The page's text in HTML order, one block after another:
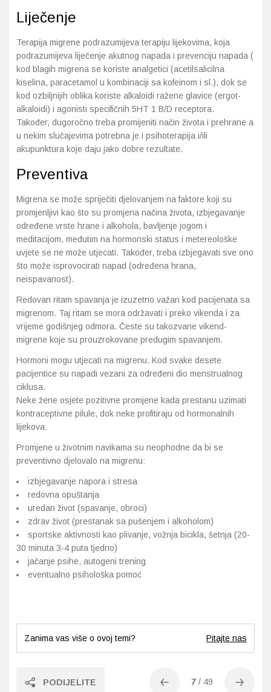
Liječenje
Terapija migrene podrazumijeva terapiju lijekovima, koja
podrazumijeva liječenje akutnog napada i prevenciju napada (
kod blagih migrena se koriste analgetici (acetilsalicilna
kiselina, paracetamol u kombinaciji sa kofeinom i sl.), dok se
kod ozbiljnijih oblika koriste alkaloidi ražene glavice (ergot-
alkaloidi) i agonisti specifičnih 5HT 1 B/D receptora.
Također, dugoročno treba promijeniti način života i prehrane a
u nekim slučajevima potrebna je i psihoterapija i/ili
akupunktura koje daju jako dobre rezultate.
Preventiva
Migrena se može spriječiti djelovanjem na faktore koji su
promjenljivi kao što su promjena načina života, izbjegavanje
određene vrste hrane i alkohola, bavljenje jogom i
meditacijom, međutim na hormonski status i metereološke
uvjete se ne može utjecati. Također, treba izbjegavati sve ono
što može isprovocirati napad (određena hrana,
neispavanost).
Redovan ritam spavanja je izuzetno važan kod pacijenata sa
migrenom. Taj ritam se mora održavati i preko vikenda i za
vrijeme godišnjeg odmora. Česte su takozvane vikend-
migrene koje su prouzrokovane predugim spavanjem.
Hormoni mogu utjecati na migrenu. Kod svake desete
pacijentice su napadi vezani za određeni dio menstrualnog
ciklusa.
Neke žene osjete pozitivne promjene kada prestanu uzimati
kontraceptivne pilule, dok neke profitiraju od hormonalnih
lijekova.
Promjene u životnim navikama su neophodne da bi se
preventivno djelovalo na migrenu:
izbjegavanje napora i stresa
redovna opuštanja
uredan život (spavanje, obroci)
zdrav život (prestanak sa pušenjem i alkoholom)
sportske aktivnosti kao plivanje, vožnja bicikla, šetnja (20-
30 minuta 3-4 puta tjedno)
jačanje psihe, autogeni trening
eventualno psihološka pomoć
Zanima vas više o ovoj temi? Pitajte nas
PODIJELITE 7 / 49